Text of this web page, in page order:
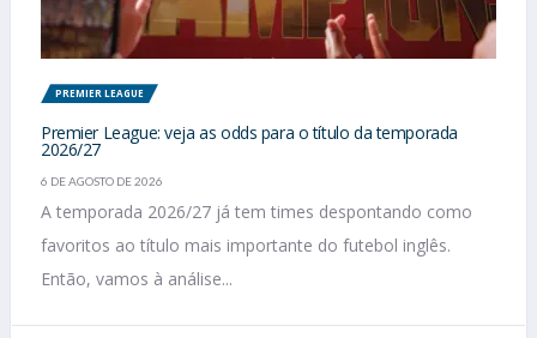
PREMIER LEAGUE
Premier League: veja as odds para o título da temporada
2026/27
6 DE AGOSTO DE 2026
A temporada 2026/27 já tem times despontando como
favoritos ao título mais importante do futebol inglês.
Então, vamos à análise...